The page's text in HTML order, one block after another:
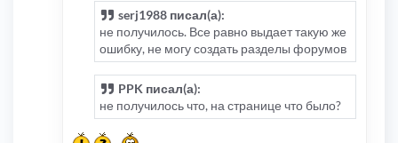
serj1988 писал(а):
не получилось. Все равно выдает такую же
ошибку, не могу создать разделы форумов
PPK писал(а):
не получилось что, на странице что было?